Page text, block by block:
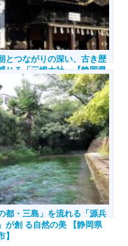
とつながりの深い、古き歴
じる「三嶋大社」【静岡県
】
都・三島」を流れる「源兵
が創 る自然の美 【静岡県
】